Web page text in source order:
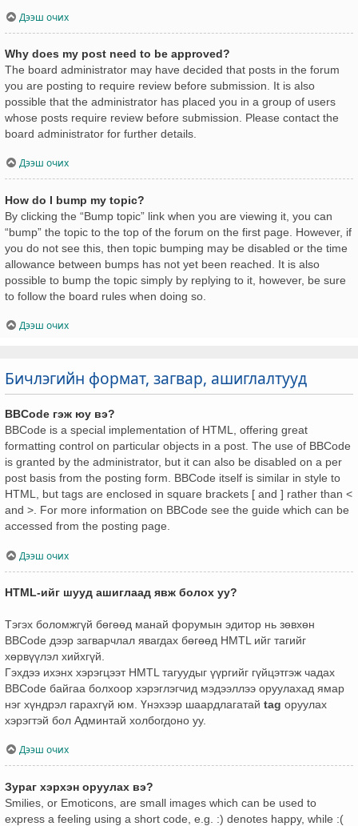
Дээш очих
Why does my post need to be approved?
The board administrator may have decided that posts in the forum
you are posting to require review before submission. It is also
possible that the administrator has placed you in a group of users
whose posts require review before submission. Please contact the
board administrator for further details.
Дээш очих
How do I bump my topic?
By clicking the “Bump topic” link when you are viewing it, you can
“bump” the topic to the top of the forum on the first page. However, if
you do not see this, then topic bumping may be disabled or the time
allowance between bumps has not yet been reached. It is also
possible to bump the topic simply by replying to it, however, be sure
to follow the board rules when doing so.
Дээш очих
Бичлэгийн формат, загвар, ашиглалтууд
BBCode гэж юу вэ?
BBCode is a special implementation of HTML, offering great
formatting control on particular objects in a post. The use of BBCode
is granted by the administrator, but it can also be disabled on a per
post basis from the posting form. BBCode itself is similar in style to
HTML, but tags are enclosed in square brackets [ and ] rather than <
and >. For more information on BBCode see the guide which can be
accessed from the posting page.
Дээш очих
HTML-ийг шууд ашиглаад явж болох уу?
Тэгэх боломжгүй бөгөөд манай форумын эдитор нь зөвхөн
BBCode дээр загварчлал явагдах бөгөөд HMTL ийг тагийг
хөрвүүлэл хийхгүй.
Гэхдээ ихэнх хэрэгцээт HMTL тагуудыг үүргийг гүйцэтгэж чадах
BBCode байгаа болхоор хэрэглэгчид мэдээллээ оруулахад ямар
нэг хүндрэл гарахгүй юм. Үнэхээр шаардлагатай tag оруулах
хэрэгтэй бол Админтай холбогдоно уу.
Дээш очих
Зураг хэрхэн оруулах вэ?
Smilies, or Emoticons, are small images which can be used to
express a feeling using a short code, e.g. :) denotes happy, while :(